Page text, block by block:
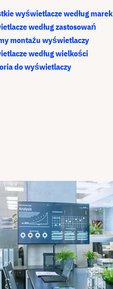
wyświetlacze według marek
według zastosowań
montażu wyświetlaczy
według wielkości
do wyświetlaczy